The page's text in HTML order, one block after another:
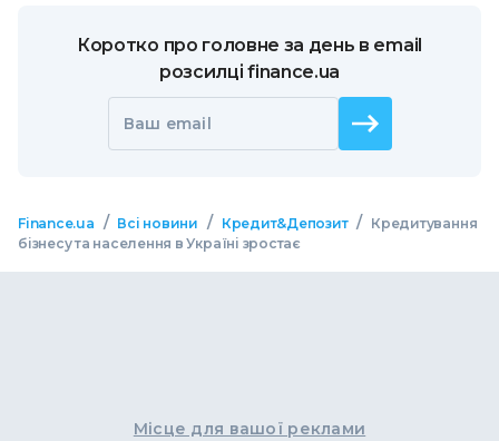
Коротко про головне за день в email
розсилці finance.ua
Ваш email
Finance.ua / Всі новини / Кредит&Депозит / Кредитування
бізнесу та населення в Україні зростає
Місце для вашої реклами